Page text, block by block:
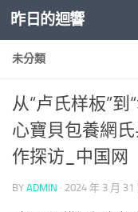
Skip to content
昨日的迴響
未分類
从“卢氏样板”
心寶貝包養網
作探访_中国网
BY ADMIN · 2024 年 3 月 31